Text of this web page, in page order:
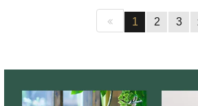
1 2 3